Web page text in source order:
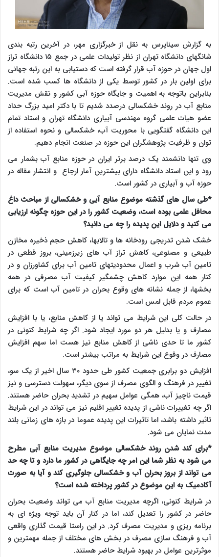
به گزارش سیناپرس به نقل از خبرگزاری مهر، در آخرین رتبه بندی
شانگهای دانشگاه تهران از نظر تولیدات علمی در جمع ۱۵ دانشگاه تراز
اول جهان در حوزه آب قرار گرفته است که دستیابی به این رتبه جهانی
برای اولین بار در کشور توسط یکی از دانشگاه ها کسب شده است.
بنابراین باتوجه به اهمیت و جایگاه حوزه آبی کشور و نقش مدیریت
منابع آب در روند خشکسالی درصدد شدیم تا با دکتر امید بزرگ حداد
عضو هیات علمی گروه مهندسی آبیاری دانشگاه تهران و استاد تمام
این دانشگاه گفتگویی با محوریت آب، خشکسالی و نحوه استفاده از
توان و ظرفیت پژوهشگران این حوزه در صنعت انجام دهیم.
وی تنها دانشمند یک درصد برتر ایران در حوزه منابع آب بشمار می
رود و این استاد دانشگاه دارای بیشترین آمار ارجاع و انتشار مقاله در
حوزه آب و آبیاری در کشور است.
*طی سال های گذشته موضوع منابع آبی و خشکسالی از مباحث داغ
محافل علمی بوده است، وضعیت کشور را در این حوزه چگونه ارزیابی
می کنید و دلایل این پدیده را چه می دانید؟
خشک شدن تدریجی رودخانه ها و تالابها، کاهش حجم ذخیره مخازن
طبیعی و مصنوعی، کاهش تراز آب های زیرزمینی، بروز قطعی در
تامین آب شرب و اعمال محدودیتهای تامین آب برای کشاورزان و در
کنار همه این موارد کاهش چشمگیر کیفیت آب مصرفی در همه
بخشها، از جمله نشانه های وقوع بحران در تامین آب است که برای
عموم مردم قابل لمس است.
در حالت کلی این شرایط می تواند یا از کاهش منابع، یا با افزایش
مصارف و یا بدلیل هر دو مورد ایجاد شود. اگر چه شرایط کنونی در
کشور ما تا حدی ناشی از کاهش منابع نیز هست اما سهم افزایش
مصارف در وقوع این شرایط به مراتب بیشتر است.
افزایش دو برابری جمعیت کشور طی حدود ۳۰ سال اخیر از یک سو،
تغییر در فرهنگ و الگوی مصرف از سوی دیگر، سهولت دسترسی و نیز
قیمت ناچیز آب، همگی عوامل سهیم در تشدید بحران حاضر هستند.
اگر چه تغییرات ناشی از پدیده تغییر اقلیم نیز می تواند در این شرایط
تاثیر داشته باشد، اما تاثیرات این پدیده عموما در بازه های زمانی بلند
مدت نمایان می شود.
*برای کند شدن روند خشکسالی موضوع مدیریت منابع آبی مطرح
می شود به نظر شما این امر چه جایگاهی در کشور ما دارد و تا چه حد
می تواند از بروز بحران آب و خشکسالی جلوگیری کند و آیا به صورت
آکادمیک به این موضوع در کشور پرداخته شده است؟
در شرایط کنونی، اگرچه مدیریت منابع آب می تواند وضعیت بحران
حاضر در کشور را تعدیل کند، اما در کنار آن باید توجه ویژه ای به
برنامه ریزی و مدیریت مصرف کرد. در این راستا قیمت گذاری واقعی
آب و فرهنگ سازی مصرف در بخش های مختلف از جمله مهمترین و
موثرترین عوامل در بهبود شرایط حاضر هستند.